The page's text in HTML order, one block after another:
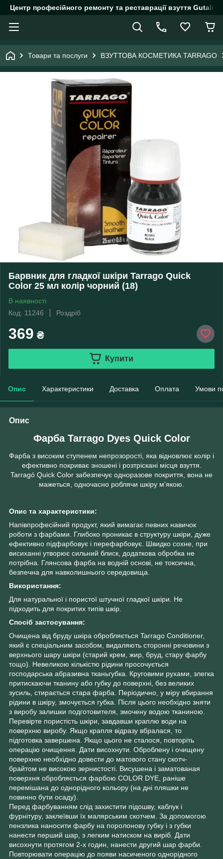
Центр професійного ремонту та реставрації взуття
Товари та послуги ВЗУТТОВА КОСМЕТИКА TARRAGO
Барвник для гладкої шкіри Tarrago Quick
Color 25 мл колір чорний (18)
В наявності
Код: 11246
Роздріб
369 ₴
Купити
Опис Характеристики Доставка Оплата Умови
Опис
Фарба Tarrago Dyes Quick Color
Фарба з високим ступенем непрозорості, яка відновлює колір і
ефективно покриває зношені і розтріскані місця взуття.
Tarragó Quick Color забезпечує одноразове покриття, вона не
мажеться, одночасно роблячи шкіру м'якою.
Опис та характеристики:
Напівпрофесійний продукт, який вимагає певних навичок
роботи з фарбами. Глибоко проникає в структуру шкіри, дуже
ефективно підфарбовує і перефарбовує. Швидко сохне, при
висиханні утворює сильний блиск, додаткова обробка не
потрібна. Глянсова фарба на водній основі, не токсична,
безпечна для навколишнього середовища.
Використання:
Для натуральної і пористої штучної гладкої шкіри. Не
підходить для покритих типів шкір.
Спосіб застосування:
Очищена від бруду шкіра обробляється Tarrago Conditioner,
який є спеціальним засобом, видаляють сторонні речовини з
верхнього шару шкіри (старий крем, жир, бруд, стару фарбу
тощо). Невеликою кількістю рідини просочується
господарська абразивна тканьгубка. Круговими рухами, злегка
притискаючи тканину або губку до поверхні, без великих
зусиль, стирається стара фарба. Періодично, у міру вбирання
рідини в шкіру, змочується губка. Після цього необхідно зняти
з виробу залишки подготовителя, змочену водою тканиною.
Перевірте пористість шкіри, завдавши краплю води на
поверхню виробу. Якщо крапля відразу вбралася, то
підготовка завершена. Якщо цього не сталося, повторіть
операцію очищення. Дати висохнути. Оброблену і очищену
поверхню необхідно довести до матового стану скотч-
брайтом не високою зернистості. Висушена і заматованая
поверхня обробляється фарбою COLOR DYE, раніше
перемішана до однорідного кольору (на дні пляшки не
повинно бути осаду).
Перед фарбуванням слід захистити підошву, каблук і
фурнітуру, заклеївши їх малярським скотчем. За допомогою
пензлика наносити фарбу на поролонову губку і з губки
нанести перший шар, з легким натиском на виріб. Дати
висохнути протягом 2-х годин, нанести другий шар фарби.
Повторювати операцію до появи насиченого однорідного